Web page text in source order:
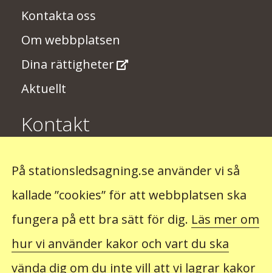
På stationsledsagning.se använder vi så
kallade ”cookies” för att webbplatsen ska
fungera på ett bra sätt för dig. Läs mer om
hur vi använder kakor och vart du ska
vända dig om du inte vill att vi lagrar kakor
Kontakta oss
Om webbplatsen
Dina rättigheter
Aktuellt
Kontakt
Har du några synpunkter på
stationsledsagning@trafikverket.se
Observera att du inte kan beställa ledsagning hos
oss. Det gör du hos det företag som du ska resa